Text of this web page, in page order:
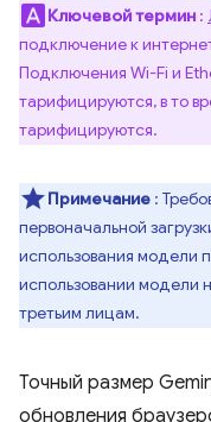
Ключевой термин :
подключение к
Подключения Wi-Fi и
тарифицируются, в то
тарифицируются.
Примечание :
первоначальной
использования модели
использовании модели
третьим лицам.
Точный размер
обновления